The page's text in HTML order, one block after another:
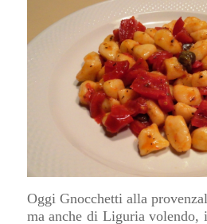
Oggi Gnocchetti alla
ma anche di Liguria volendo,